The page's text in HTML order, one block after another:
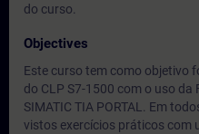
do curso.
Objectives
Este curso tem como objetivo
do CLP S7-1500 com o uso
SIMATIC TIA PORTAL. Em
vistos exercícios práticos com